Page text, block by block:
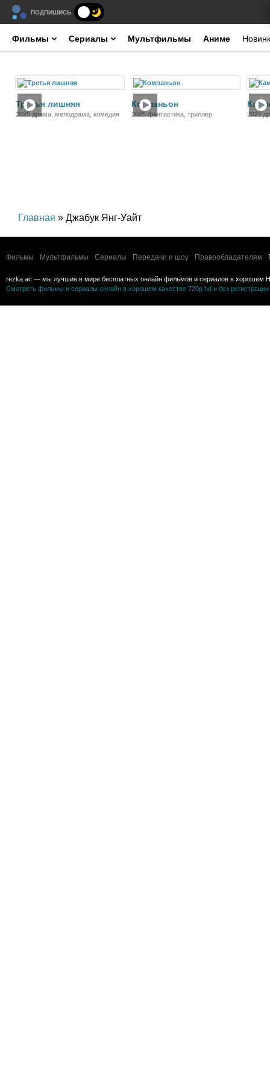
ПОДПИШИСЬ
Фильмы Сериалы Мультфильмы Аниме
Третья лишняя
2025 драма, мелодрама, комедия
Компаньон
2025 фантастика, триллер 2021
Главная » Джабук Янг-Уайт
Фильмы Мультфильмы Сериалы Передачи и шоу Правообладателям
rezka.ac — мы лучшие в мире бесплатных онлайн фильмов и сериалов в хорошем
Смотреть фильмы и сериалы онлайн в хорошем качестве 720p hd и без